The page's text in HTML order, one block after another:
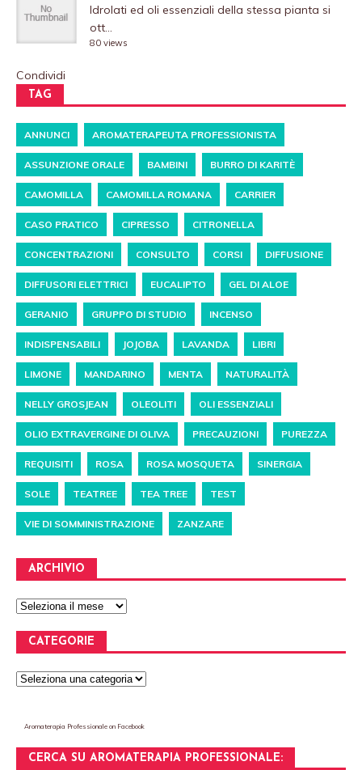
Idrolati ed oli essenziali della stessa pianta si
ott...
80 views
Condividi
TAG
ANNUNCI AROMATERAPEUTA PROFESSIONISTA
ASSUNZIONE ORALE BAMBINI BURRO DI KARITÈ
CAMOMILLA CAMOMILLA ROMANA CARRIER
CASO PRATICO CIPRESSO CITRONELLA
CONCENTRAZIONI CONSULTO CORSI DIFFUSIONE
DIFFUSORI ELETTRICI EUCALIPTO GEL DI ALOE
GERANIO GRUPPO DI STUDIO INCENSO
INDISPENSABILI JOJOBA LAVANDA LIBRI
LIMONE MANDARINO MENTA NATURALITÀ
NELLY GROSJEAN OLEOLITI OLI ESSENZIALI
OLIO EXTRAVERGINE DI OLIVA PRECAUZIONI PUREZZA
REQUISITI ROSA ROSA MOSQUETA SINERGIA
SOLE TEATREE TEA TREE TEST
VIE DI SOMMINISTRAZIONE ZANZARE
ARCHIVIO
CATEGORIE
Aromaterapia Professionale on Facebook
CERCA SU AROMATERAPIA PROFESSIONALE: